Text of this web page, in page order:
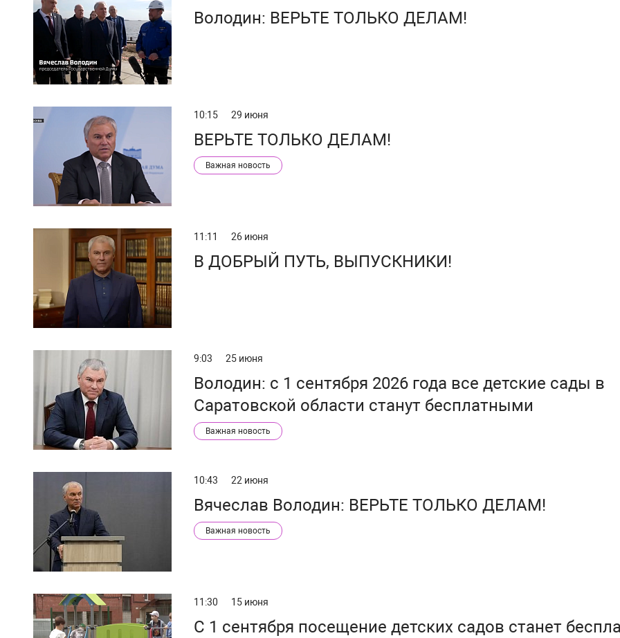
Володин: ВЕРЬТЕ ТОЛЬКО ДЕЛАМ!
10:15 29 июня
ВЕРЬТЕ ТОЛЬКО ДЕЛАМ!
Важная новость
11:11 26 июня
В ДОБРЫЙ ПУТЬ, ВЫПУСКНИКИ!
9:03 25 июня
Володин: с 1 сентября 2026 года все детские сады в
Саратовской области станут бесплатными
Важная новость
10:43 22 июня
Вячеслав Володин: ВЕРЬТЕ ТОЛЬКО ДЕЛАМ!
Важная новость
11:30 15 июня
С 1 сентября посещение детских садов станет